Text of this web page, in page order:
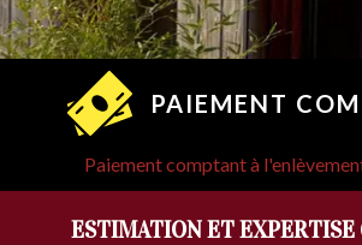
PAIEMENT
Paiement comptant à
ESTIMATION ET